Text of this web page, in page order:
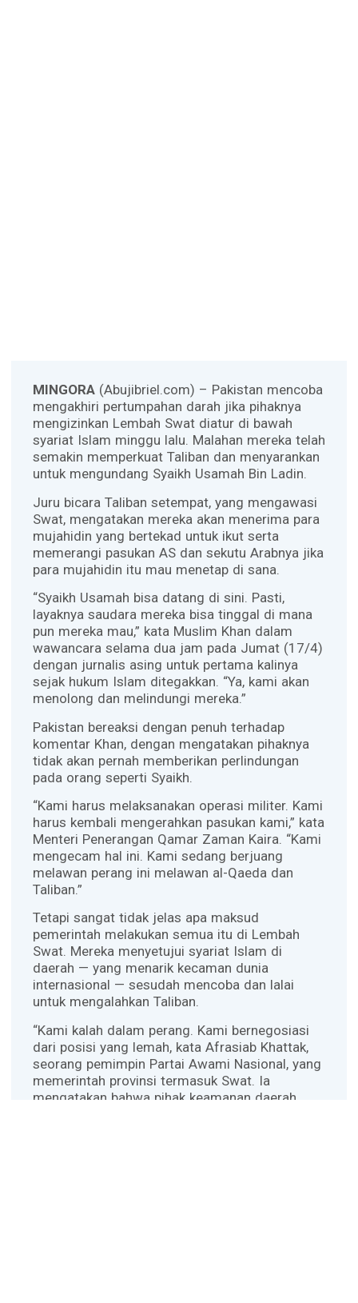
MINGORA (Abujibriel.com) – Pakistan mencoba
mengakhiri pertumpahan darah jika pihaknya
mengizinkan Lembah Swat diatur di bawah
syariat Islam minggu lalu. Malahan mereka telah
semakin memperkuat Taliban dan menyarankan
untuk mengundang Syaikh Usamah Bin Ladin.
Juru bicara Taliban setempat, yang mengawasi
Swat, mengatakan mereka akan menerima para
mujahidin yang bertekad untuk ikut serta
memerangi pasukan AS dan sekutu Arabnya jika
para mujahidin itu mau menetap di sana.
“Syaikh Usamah bisa datang di sini. Pasti,
layaknya saudara mereka bisa tinggal di mana
pun mereka mau,” kata Muslim Khan dalam
wawancara selama dua jam pada Jumat (17/4)
dengan jurnalis asing untuk pertama kalinya
sejak hukum Islam ditegakkan. “Ya, kami akan
menolong dan melindungi mereka.”
Pakistan bereaksi dengan penuh terhadap
komentar Khan, dengan mengatakan pihaknya
tidak akan pernah memberikan perlindungan
pada orang seperti Syaikh.
“Kami harus melaksanakan operasi militer. Kami
harus kembali mengerahkan pasukan kami,” kata
Menteri Penerangan Qamar Zaman Kaira. “Kami
mengecam hal ini. Kami sedang berjuang
melawan perang ini melawan al-Qaeda dan
Taliban.”
Tetapi sangat tidak jelas apa maksud
pemerintah melakukan semua itu di Lembah
Swat. Mereka menyetujui syariat Islam di
daerah — yang menarik kecaman dunia
internasional — sesudah mencoba dan lalai
untuk mengalahkan Taliban.
“Kami kalah dalam perang. Kami bernegosiasi
dari posisi yang lemah, kata Afrasiab Khattak,
seorang pemimpin Partai Awami Nasional, yang
memerintah provinsi termasuk Swat. Ia
mengatakan bahwa pihak keamanan daerah